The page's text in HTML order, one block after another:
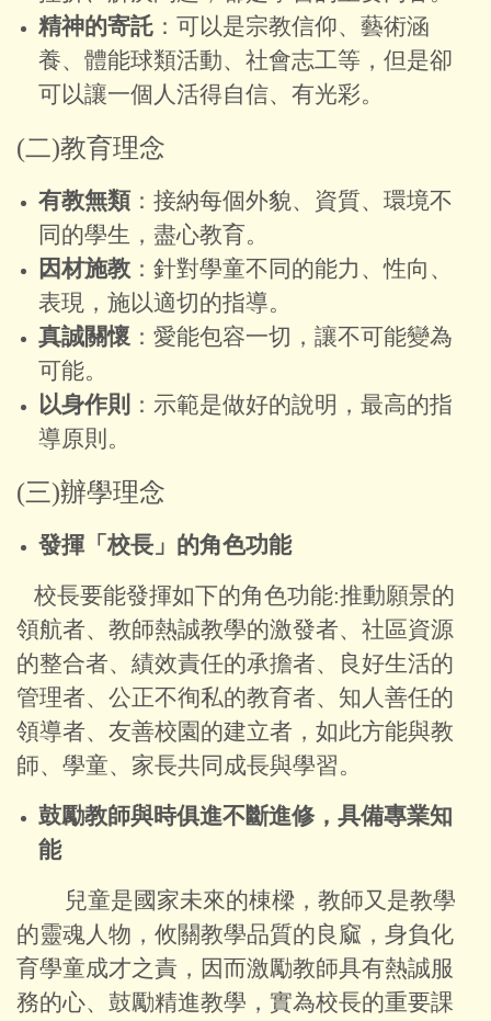
精神的寄託 ：可以是宗教信仰、藝術涵
養、體能球類活動、社會志工等，但是卻
可以讓一個人活得自信、有光彩。
(二)教育理念
有教無類：接納每個外貌、資質、環境不
同的學生，盡心教育。
因材施教 ： 針對學童不同的能力、性向、
表現，施以適切的指導。
真誠關懷 ： 愛能包容一切，讓不可能變為
可能。
以身作則 ： 示範是做好的說明，最高的指
導原則。
(三)辦學理念
發揮「校長」的角色功能
校長要能發揮如下的角色功能:推動願景的
領航者、教師熱誠教學的激發者、社區資源
的整合者、績效責任的承擔者、良好生活的
管理者、公正不徇私的教育者、知人善任的
領導者、友善校園的建立者，如此方能與教
師、學童、家長共同成長與學習。
鼓勵教師與時俱進不斷進修，具備專業知
能
兒童是國家未來的棟樑，教師又是教學
的靈魂人物，攸關教學品質的良窳，身負化
育學童成才之責，因而激勵教師具有熱誠服
務的心、鼓勵精進教學，實為校長的重要課